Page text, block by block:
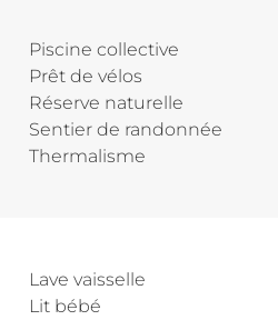
Piscine collective
Prêt de vélos
Réserve naturelle
Sentier de randonnée
Thermalisme
Lave vaisselle
Lit bébé